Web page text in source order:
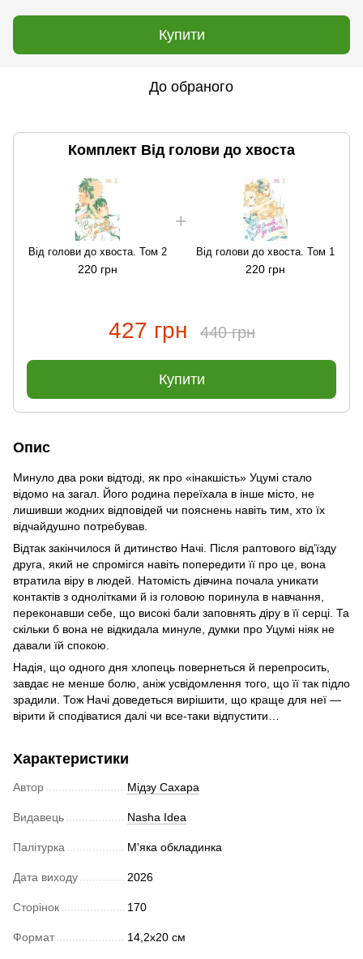
Купити
До обраного
Комплект Від голови до хвоста
Від голови до хвоста. Том 2
220 грн
Від голови до хвоста. Том 1
220 грн
427 грн 440 грн
Купити
Опис
Минуло два роки відтоді, як про «інакшість» Уцумі стало
відомо на загал. Його родина переїхала в інше місто, не
лишивши жодних відповідей чи пояснень навіть тим, хто їх
відчайдушно потребував.
Відтак закінчилося й дитинство Начі. Після раптового від’їзду
друга, який не спромігся навіть попередити її про це, вона
втратила віру в людей. Натомість дівчина почала уникати
контактів з однолітками й із головою поринула в навчання,
переконавши себе, що високі бали заповнять діру в її серці. Та
скільки б вона не відкидала минуле, думки про Уцумі ніяк не
давали їй спокою.
Надія, що одного дня хлопець повернеться й перепросить,
завдає не менше болю, аніж усвідомлення того, що її так підло
зрадили. Тож Начі доведеться вирішити, що краще для неї —
вірити й сподіватися далі чи все-таки відпустити…
Характеристики
Автор Мідзу Сахара
Видавець Nasha Idea
Палітурка М'яка обкладинка
Дата виходу 2026
Сторінок 170
Формат 14,2x20 cм